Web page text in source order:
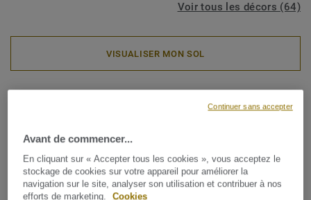
Voir tous les décors (64)
VISUALISER MON SOL
ICONIK ResisTex - Nordic Oak
SAND
La collection de revêtements de sol en vinyle ICONIK
ResisTex pour le logement est la solution idéale pour une
Avant de commencer...
En cliquant sur « Accepter tous les cookies », vous acceptez le
stockage de cookies sur votre appareil pour améliorer la
navigation sur le site, analyser son utilisation et contribuer à nos
efforts de marketing.
Cookies
Continuer sans accepter